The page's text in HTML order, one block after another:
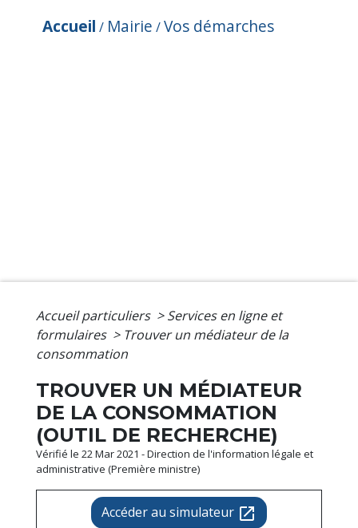
Accueil / Mairie /Vos démarches
Accueil particuliers > Services en ligne et
formulaires > Trouver un médiateur de la
consommation
TROUVER UN MÉDIATEUR
DE LA CONSOMMATION
(OUTIL DE RECHERCHE)
Vérifié le 22 Mar 2021 - Direction de l'information légale et
administrative (Première ministre)
Accéder au simulateur open_in_new